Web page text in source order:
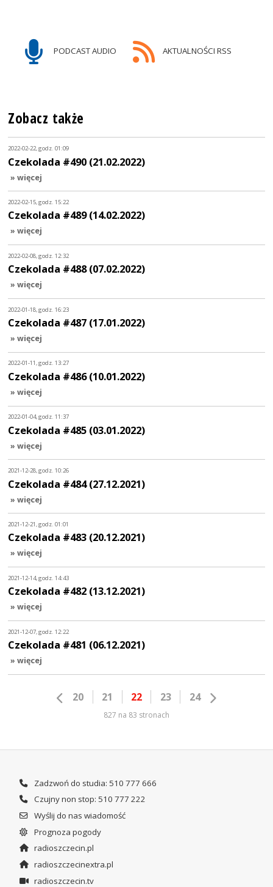
PODCAST AUDIO AKTUALNOŚCI RSS
Zobacz także
2022-02-22, godz. 01:09
Czekolada #490 (21.02.2022)
» więcej
2022-02-15, godz. 15:22
Czekolada #489 (14.02.2022)
» więcej
2022-02-08, godz. 12:32
Czekolada #488 (07.02.2022)
» więcej
2022-01-18, godz. 16:23
Czekolada #487 (17.01.2022)
» więcej
2022-01-11, godz. 13:27
Czekolada #486 (10.01.2022)
» więcej
2022-01-04, godz. 11:37
Czekolada #485 (03.01.2022)
» więcej
2021-12-28, godz. 10:26
Czekolada #484 (27.12.2021)
» więcej
2021-12-21, godz. 01:01
Czekolada #483 (20.12.2021)
» więcej
2021-12-14, godz. 14:43
Czekolada #482 (13.12.2021)
» więcej
2021-12-07, godz. 12:22
Czekolada #481 (06.12.2021)
» więcej
20 21 22 23 24
827 na 83 stronach
Zadzwoń do studia: 510 777 666
Czujny non stop: 510 777 222
Wyślij do nas wiadomość
Prognoza pogody
radioszczecin.pl
radioszczecinextra.pl
radioszczecin.tv